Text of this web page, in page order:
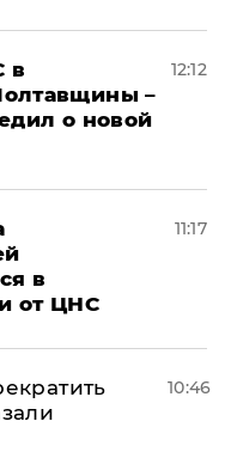
в
–
о новой
12:12
в
от ЦНС
11:17
10:46